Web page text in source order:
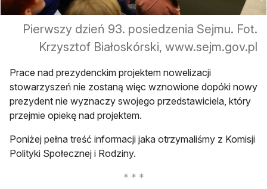
Pierwszy dzień 93. posiedzenia Sejmu. Fot.
Krzysztof Białoskórski, www.sejm.gov.pl
Prace nad prezydenckim projektem nowelizacji
stowarzyszeń nie zostaną więc wznowione dopóki nowy
prezydent nie wyznaczy swojego przedstawiciela, który
przejmie opiekę nad projektem.
Poniżej pełna treść informacji jaka otrzymaliśmy z Komisji
Polityki Społecznej i Rodziny.